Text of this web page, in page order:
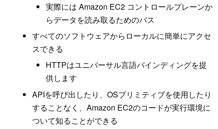
実際には Amazon EC2 コントロールプレーンか
らデータを読み取るためのパス
すべてのソフトウェアからローカルに簡単にアクセ
スできる
HTTPはユニバーサル言語バインディングを提
供します
APIを呼び出したり、OSプリミティブを使用したり
することなく、Amazon EC2のコードが実行環境に
ついて知ることができる